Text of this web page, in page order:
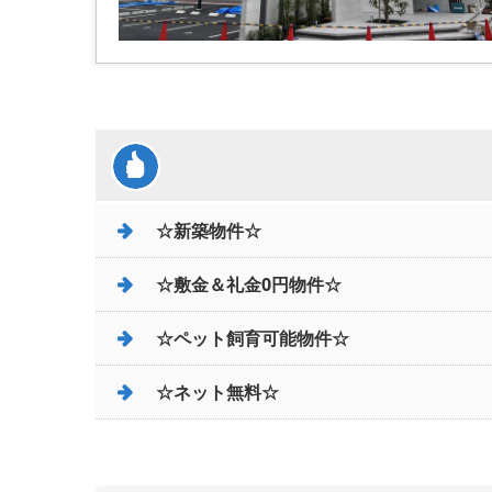
☆新築物件☆
☆敷金＆礼金0円物件☆
☆ペット飼育可能物件☆
☆ネット無料☆